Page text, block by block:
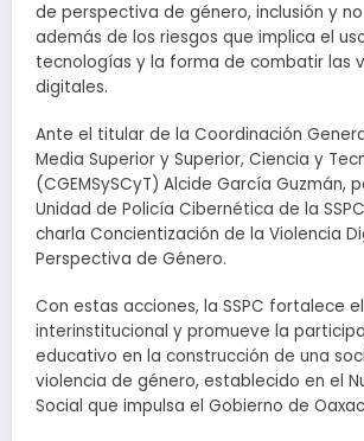
de perspectiva de género, inclusión y
además de los riesgos que implica el
tecnologías y la forma de combatir las
digitales.
Ante el titular de la Coordinación
Media Superior y Superior, Ciencia y
(CGEMSySCyT) Alcide García Guzmán,
Unidad de Policía Cibernética de la
charla Concientización de la Violencia
Perspectiva de Género.
Con estas acciones, la SSPC fortalece
interinstitucional y promueve la
educativo en la construcción de una
violencia de género, establecido en el
Social que impulsa el Gobierno de